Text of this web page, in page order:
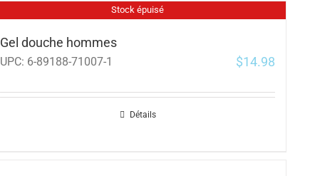
Stock épuisé
Gel douche hommes
UPC: 6-89188-71007-1 $14.98
Détails